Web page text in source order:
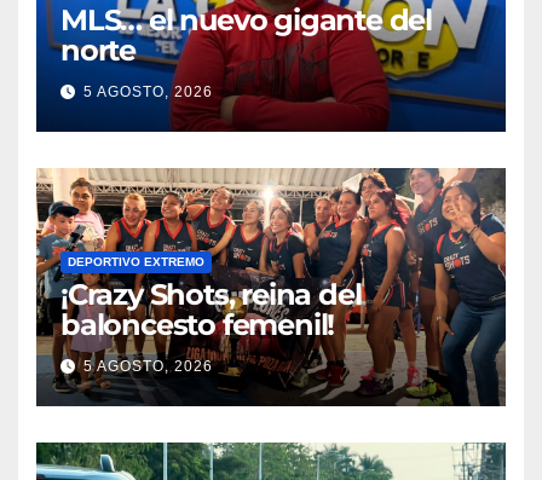
MLS… el nuevo gigante del
norte
5 AGOSTO, 2026
DEPORTIVO EXTREMO
¡Crazy Shots, reina del
baloncesto femenil!
5 AGOSTO, 2026